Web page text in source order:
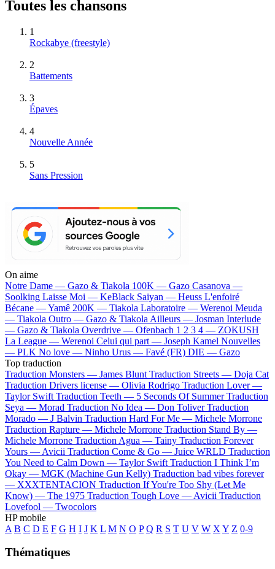
Toutes les chansons
1
Rockabye (freestyle)
2
Battements
3
Épaves
4
Nouvelle Année
5
Sans Pression
On aime
Notre Dame — Gazo & Tiakola 100K — Gazo Casanova —
Soolking Laisse Moi — KeBlack Saiyan — Heuss L'enfoiré
Bécane —Yamê 200K — Tiakola Laboratoire — Werenoi Meuda
— Tiakola Outro — Gazo & Tiakola Ailleurs — Josman Interlude
— Gazo & Tiakola Overdrive — Ofenbach 1 2 3 4 — ZOKUSH
La League — Werenoi Celui qui part — Joseph Kamel Nouvelles
— PLK No love — Ninho Urus — Favé (FR) DIE — Gazo
Top traduction
Traduction Monsters — James Blunt Traduction Streets — Doja Cat
Traduction Drivers license — Olivia Rodrigo Traduction Lover —
Taylor Swift Traduction Teeth — 5 Seconds Of Summer Traduction
Seya — Morad Traduction No Idea — Don Toliver Traduction
Morado — J Balvin Traduction Hard For Me — Michele Morrone
Traduction Rapture — Michele Morrone Traduction Stand By —
Michele Morrone Traduction Agua — Tainy Traduction Forever
Yours — Avicii Traduction Come & Go — Juice WRLD Traduction
You Need to Calm Down — Taylor Swift Traduction I Think I’m
Okay — MGK (Machine Gun Kelly) Traduction bad vibes forever
— XXXTENTACION Traduction If You're Too Shy (Let Me
Know) — The 1975 Traduction Tough Love — Avicii Traduction
Lovefool — Twocolors
HP mobile
A B C D E F G H I J K L M N O P Q R S T U V W X Y Z 0-9
Thématiques